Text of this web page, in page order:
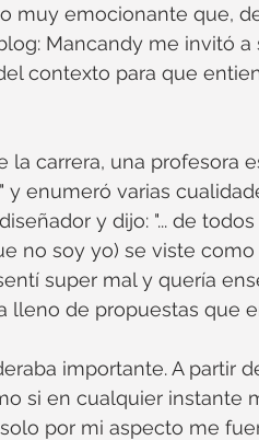
muy emocionante que,
Mancandy me invitó a
contexto para que
la carrera, una profesora
enumeró varias
y dijo: "... de
no soy yo) se viste
super mal y quería
lleno de propuestas que
importante. A partir
si en cualquier instante
por mi aspecto me